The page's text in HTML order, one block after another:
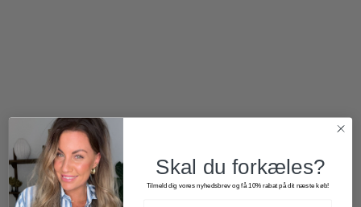
Skal du forkæles?
Tilmeld dig vores nyhedsbrev og få 10% rabat på dit næste køb!